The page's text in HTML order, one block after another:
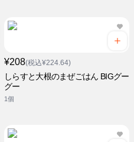
¥208(税込¥224.64)
しらすと大根のまぜごはん BIGグー
グー
1個